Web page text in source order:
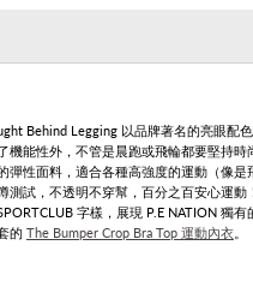
BehindLegging 以品牌著名的亮眼配色
機能性外，不管是晨跑或飛輪都要堅持時
彈性面料，適合各種高強度的運動（像是
測試，不透明不穿幫，百分之百安心運動！
字樣，展現 P.E NATION 獨有
的 The Bumper Crop Bra Top 運動內衣。